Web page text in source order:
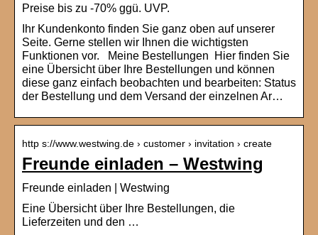
Preise bis zu -70% ggü. UVP.
Ihr Kundenkonto finden Sie ganz oben auf unserer
Seite. Gerne stellen wir Ihnen die wichtigsten
Funktionen vor. Meine Bestellungen Hier finden Sie
eine Übersicht über Ihre Bestellungen und können
diese ganz einfach beobachten und bearbeiten: Status
der Bestellung und dem Versand der einzelnen Ar…
http s://www.westwing.de › customer › invitation › create
Freunde einladen – Westwing
Freunde einladen | Westwing
Eine Übersicht über Ihre Bestellungen, die
Lieferzeiten und den …